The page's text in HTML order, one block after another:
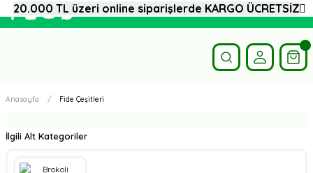
Anasayfa Fide Çeşitleri
İlgili Alt Kategoriler
20.000 TL üzeri online siparişlerde KARGO ÜCRETSİZ